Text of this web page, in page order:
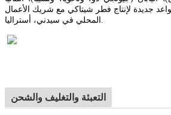
جديدة لإنتاج فطر شيتاكي مع شريك الأعمال
التعبئة والتغليف والشحن